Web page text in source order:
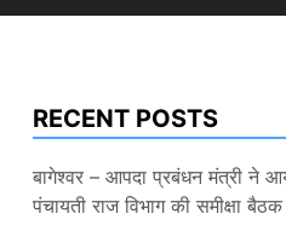
RECENT POSTS
बागेश्वर – आपदा प्रबंधन मंत्री ने
पंचायती राज विभाग की समीक्षा